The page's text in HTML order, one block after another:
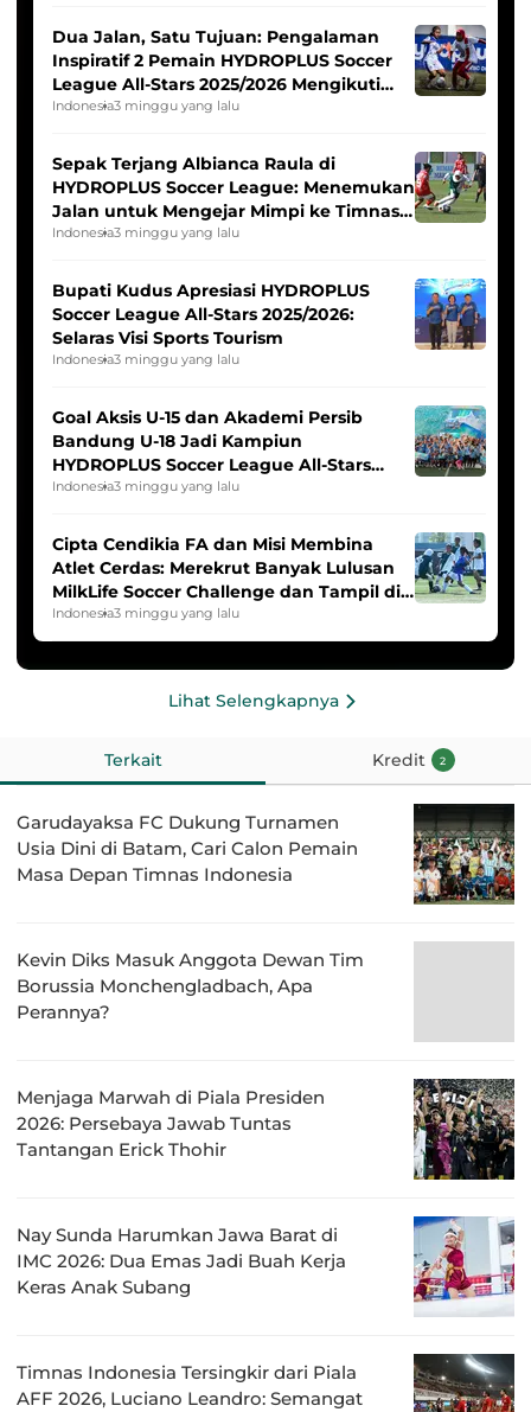
Dua Jalan, Satu Tujuan: Pengalaman
Inspiratif 2 Pemain HYDROPLUS Soccer
League All-Stars 2025/2026 Mengikuti
Seleksi Timnas Indonesia Putri
Indonesia3 minggu yang lalu
Sepak Terjang Albianca Raula di
HYDROPLUS Soccer League: Menemukan
Jalan untuk Mengejar Mimpi ke Timnas
Indonesia Putri
Indonesia3 minggu yang lalu
Bupati Kudus Apresiasi HYDROPLUS
Soccer League All-Stars 2025/2026:
Selaras Visi Sports Tourism
Indonesia3 minggu yang lalu
Goal Aksis U-15 dan Akademi Persib
Bandung U-18 Jadi Kampiun
HYDROPLUS Soccer League All-Stars
2025/2026
Indonesia3 minggu yang lalu
Cipta Cendikia FA dan Misi Membina
Atlet Cerdas: Merekrut Banyak Lulusan
MilkLife Soccer Challenge dan Tampil di
HYDROPLUS Soccer League
Indonesia3 minggu yang lalu
Lihat Selengkapnya
Terkait Kredit 2
Garudayaksa FC Dukung Turnamen
Usia Dini di Batam, Cari Calon Pemain
Masa Depan Timnas Indonesia
Kevin Diks Masuk Anggota Dewan Tim
Borussia Monchengladbach, Apa
Perannya?
Menjaga Marwah di Piala Presiden
2026: Persebaya Jawab Tuntas
Tantangan Erick Thohir
Nay Sunda Harumkan Jawa Barat di
IMC 2026: Dua Emas Jadi Buah Kerja
Keras Anak Subang
Timnas Indonesia Tersingkir dari Piala
AFF 2026, Luciano Leandro: Semangat